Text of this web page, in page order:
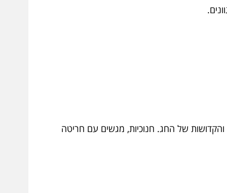
של החג. חנוכיות, מגשים עם חריטה